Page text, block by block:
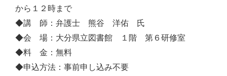
から１２時まで
◆講 師：弁護士 熊谷 洋佑 氏
◆会 場：大分県立図書館 １階 第６研修室
◆料 金：無料
◆申込方法：事前申し込み不要